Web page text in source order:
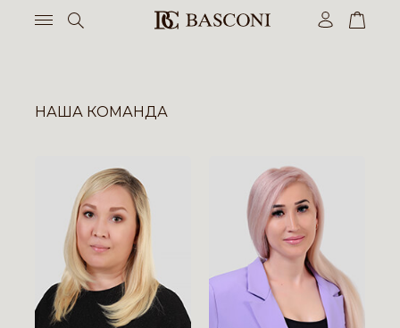
НАША КОМАНДА